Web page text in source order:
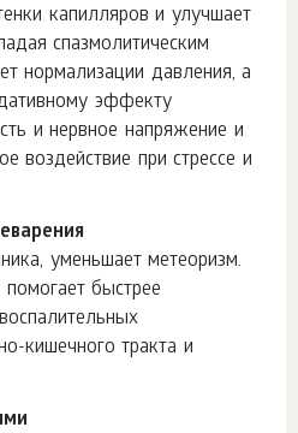
капилляров и улучшает
спазмолитическим
нормализации давления, а
эффекту
и нервное напряжение и
воздействие при стрессе и
уменьшает метеоризм.
помогает быстрее
кишечного тракта и